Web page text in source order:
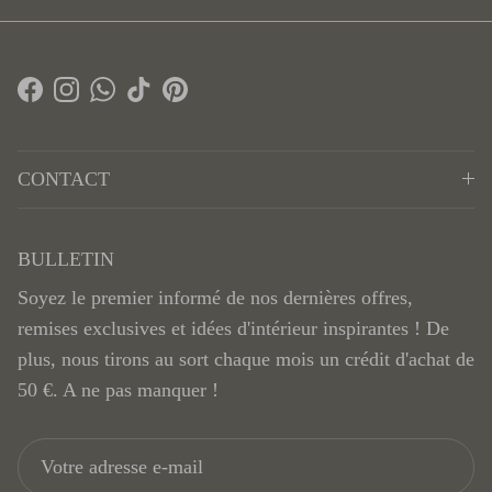
Facebook
Instagram
WhatsApp
TikTokPinterest
CONTACT
BULLETIN
Soyez le premier informé de nos dernières offres,
remises exclusives et idées d'intérieur inspirantes ! De
plus, nous tirons au sort chaque mois un crédit d'achat de
50 €. A ne pas manquer !